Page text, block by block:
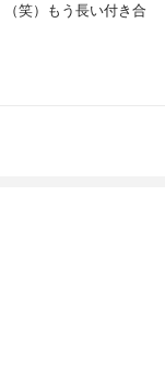
笑）もう長い付き合